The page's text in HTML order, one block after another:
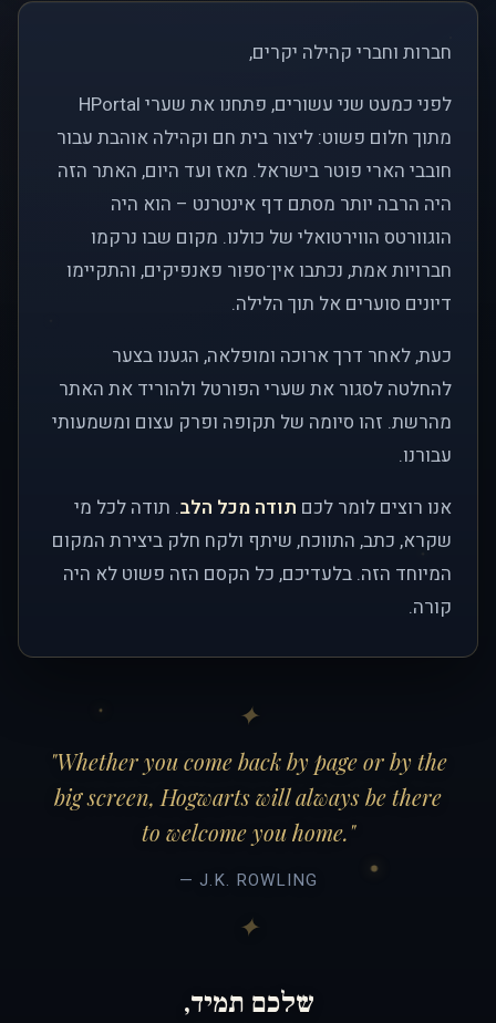
חברות וחברי קהילה יקרים,
לפני כמעט שני עשורים, פתחנו את שערי HPortal
מתוך חלום פשוט: ליצור בית חם וקהילה אוהבת עבור
חובבי הארי פוטר בישראל. מאז ועד היום, האתר הזה
היה הרבה יותר מסתם דף אינטרנט – הוא היה
הוגוורטס הווירטואלי של כולנו. מקום שבו נרקמו
חברויות אמת, נכתבו אין־ספור פאנפיקים, והתקיימו
דיונים סוערים אל תוך הלילה.
כעת, לאחר דרך ארוכה ומופלאה, הגענו בצער
להחלטה לסגור את שערי הפורטל ולהוריד את האתר
מהרשת. זהו סיומה של תקופה ופרק עצום ומשמעותי
עבורנו.
אנו רוצים לומר לכם תודה מכל הלב. תודה לכל מי
שקרא, כתב, התווכח, שיתף ולקח חלק ביצירת המקום
המיוחד הזה. בלעדיכם, כל הקסם הזה פשוט לא היה
קורה.
"Whether you come back by page or by the
big screen, Hogwarts will always be there
to welcome you home."
— J.K. ROWLING
שלכם תמיד,